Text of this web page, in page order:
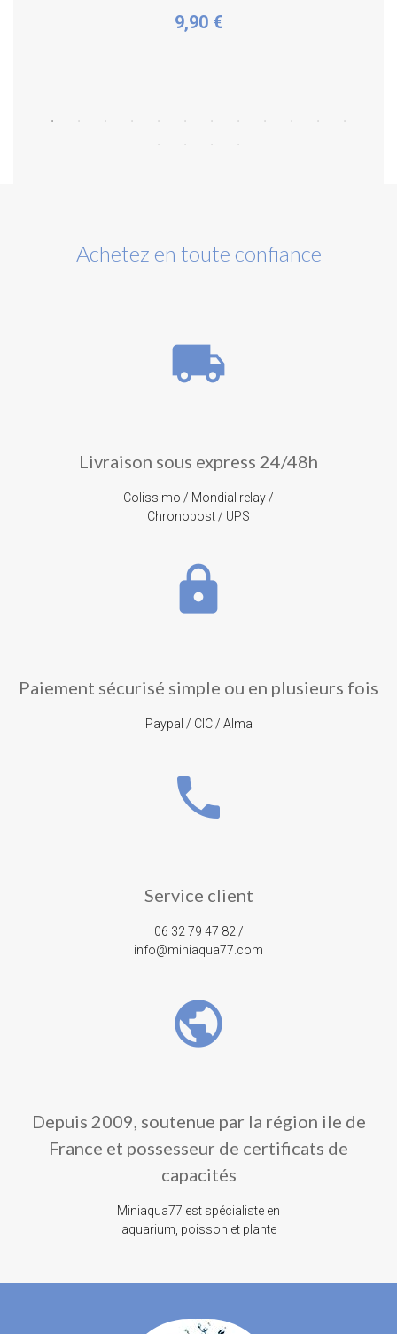
Acheter
9,90 €
Achetez en toute confiance
local_shipping
Livraison sous express 24/48h
Colissimo / Mondial relay /
Chronopost / UPS
lock
Paiement sécurisé simple ou en plusieurs fois
Paypal / CIC / Alma
phone
Service client
06 32 79 47 82 /
info@miniaqua77.com
public
Depuis 2009, soutenue par la région ile de
France et possesseur de certificats de
capacités
Miniaqua77 est spécialiste en
aquarium, poisson et plante